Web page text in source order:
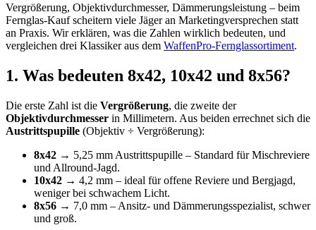
Vergrößerung, Objektivdurchmesser, Dämmerungsleistung – beim
Fernglas-Kauf scheitern viele Jäger an Marketingversprechen statt
an Praxis. Wir erklären, was die Zahlen wirklich bedeuten, und
vergleichen drei Klassiker aus dem WaffenPro-Fernglassortiment.
1. Was bedeuten 8x42, 10x42 und 8x56?
Die erste Zahl ist die Vergrößerung, die zweite der
Objektivdurchmesser in Millimetern. Aus beiden errechnet sich die
Austrittspupille (Objektiv ÷ Vergrößerung):
8x42 → 5,25 mm Austrittspupille – Standard für Mischreviere
und Allround-Jagd.
10x42 → 4,2 mm – ideal für offene Reviere und Bergjagd,
weniger bei schwachem Licht.
8x56 → 7,0 mm – Ansitz- und Dämmerungsspezialist, schwer
und groß.